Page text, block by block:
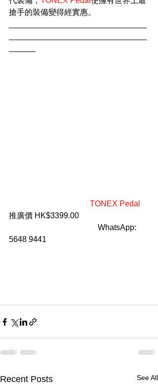
搶手的裝備變得經實惠。
                        TONEX Pedal
推廣價 HK$3399.00
5648 9441
Recent Posts See All